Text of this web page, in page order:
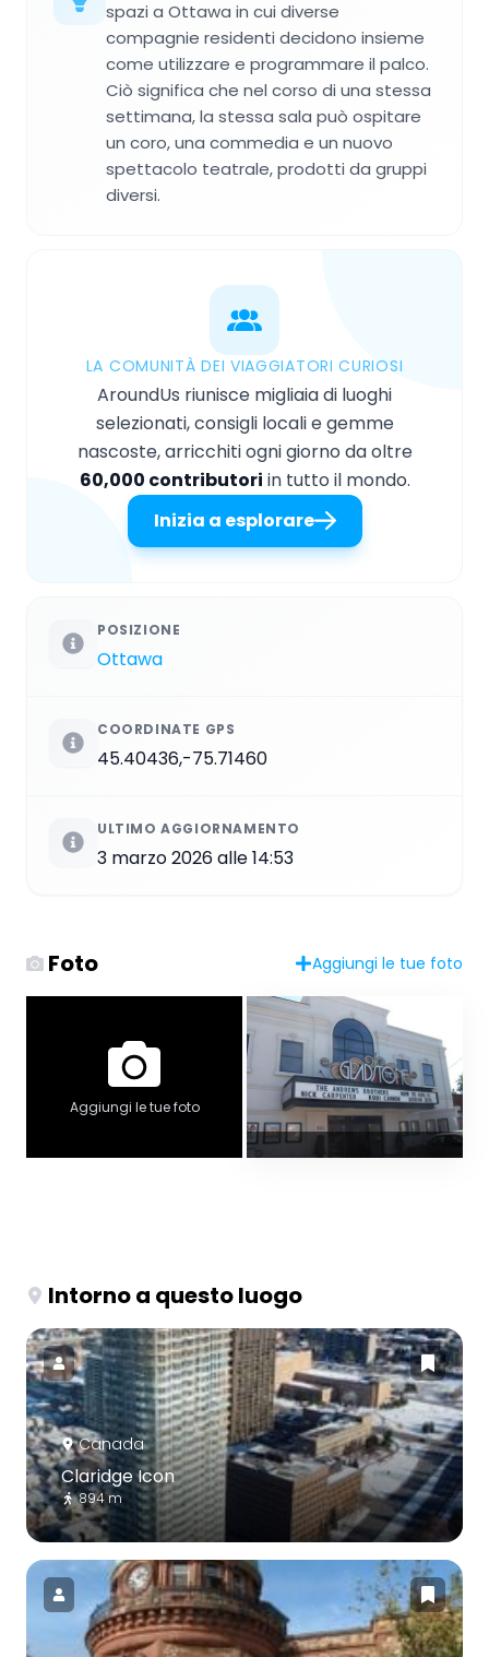
spazi a Ottawa in cui diverse
compagnie residenti decidono insieme
come utilizzare e programmare il palco.
Ciò significa che nel corso di una stessa
settimana, la stessa sala può ospitare
un coro, una commedia e un nuovo
spettacolo teatrale, prodotti da gruppi
diversi.
LA COMUNITÀ DEI VIAGGIATORI CURIOSI
AroundUs riunisce migliaia di luoghi
selezionati, consigli locali e gemme
nascoste, arricchiti ogni giorno da oltre
60,000 contributori in tutto il mondo.
Inizia a esplorare
POSIZIONE
Ottawa
COORDINATE GPS
45.40436,-75.71460
ULTIMO AGGIORNAMENTO
3 marzo 2026 alle 14:53
Foto Aggiungi le tue foto
Aggiungi le tue foto
Intorno a questo luogo
Canada
Claridge Icon
894 m